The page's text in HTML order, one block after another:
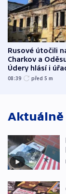
Rusové útočili
Charkov a
Údery hlásí i
Bělgorodu
08:39 před 5 m